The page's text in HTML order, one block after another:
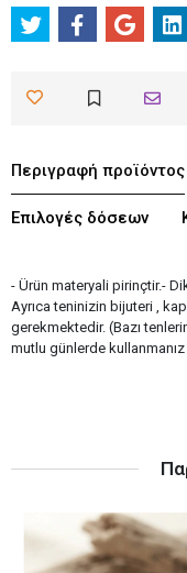
Περιγραφή προϊόντος
Επιλογές δόσεων
- Ürün materyali pirinçtir.-
Ayrıca teninizin bijuteri ,
gerekmektedir. (Bazı
mutlu günlerde kullanmanız